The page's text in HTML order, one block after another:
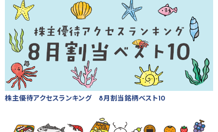
株主優待アクセスランキング 8月割当銘柄ベスト10